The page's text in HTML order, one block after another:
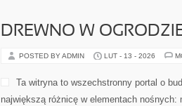
DREWNO W
POSTED BY ADMIN LUT - 13 - 2026
Ta witryna to wszechstronny portal o
największą różnicę w elementach nośnych: